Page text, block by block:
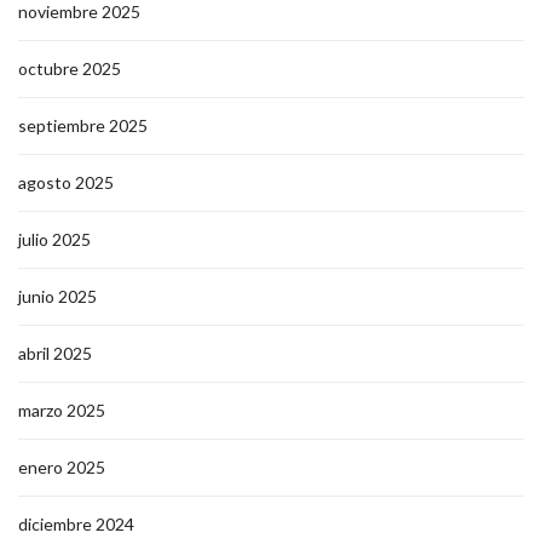
noviembre 2025
octubre 2025
septiembre 2025
agosto 2025
julio 2025
junio 2025
abril 2025
marzo 2025
enero 2025
diciembre 2024